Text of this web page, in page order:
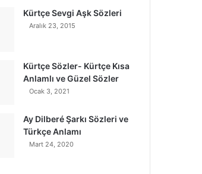
Kürtçe Sevgi Aşk Sözleri
Aralık 23, 2015
Kürtçe Sözler- Kürtçe Kısa
Anlamlı ve Güzel Sözler
Ocak 3, 2021
Ay Dilberé Şarkı Sözleri ve
Türkçe Anlamı
Mart 24, 2020